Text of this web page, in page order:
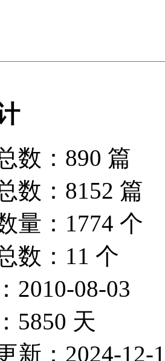
数：890 篇
数：8152 篇
量：1774 个
数：11 个
2010-08-03
5850 天
新：2024-12-